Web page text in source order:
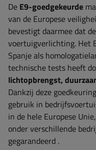
De E9-goedgekeurde
van de Europese
bevestigt daarmee dat
voertuigverlichting. Het
Spanje als
technische tests heeft
lichtopbrengst,
Dankzij deze
gebruik in
in de hele Europese
onder verschillende
gegarandeerd .